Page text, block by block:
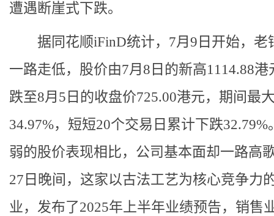
遭遇断崖式下跌。
据同花顺iFinD统计，7月9日开始，老
一路走低，股价由7月8日的新高1114.88港
跌至8月5日的收盘价725.00港元，期间最
34.97%，短短20个交易日累计下跌32.79%
弱的股价表现相比，公司基本面却一路高
27日晚间，这家以古法工艺为核心竞争力
业，发布了2025年上半年业绩预告，销售